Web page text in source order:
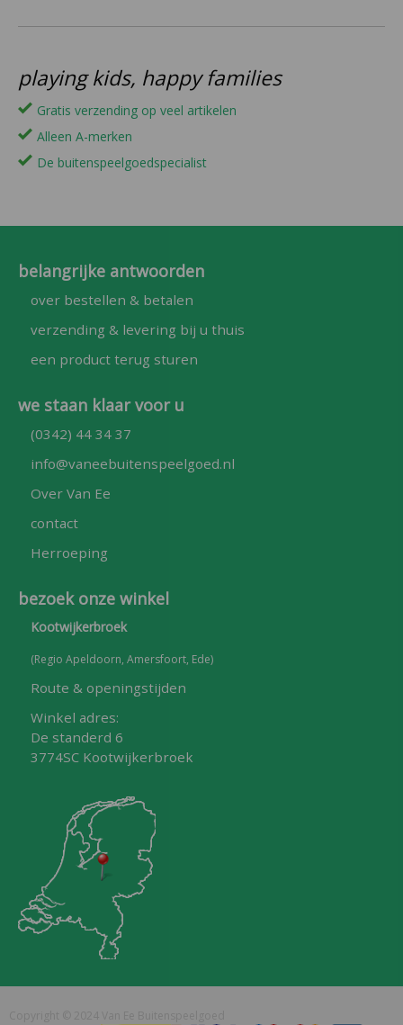
playing kids, happy families
Gratis verzending op veel artikelen
Alleen A-merken
De buitenspeelgoedspecialist
belangrijke antwoorden
over bestellen & betalen
verzending & levering bij u thuis
een product terug sturen
we staan klaar voor u
(0342) 44 34 37
info@vaneebuitenspeelgoed.nl
Over Van Ee
contact
Herroeping
bezoek onze winkel
Kootwijkerbroek
(Regio Apeldoorn, Amersfoort, Ede)
Route & openingstijden
Winkel adres:
De standerd 6
3774SC Kootwijkerbroek